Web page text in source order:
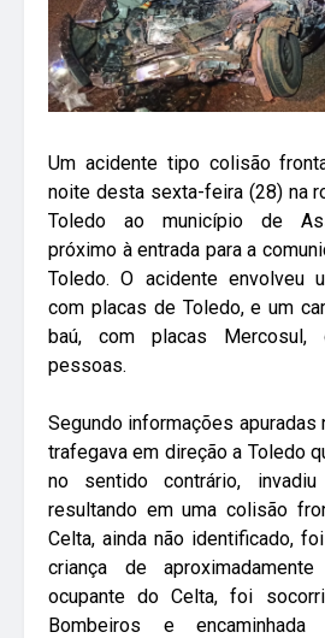
Um acidente tipo colisão
noite desta sexta-feira (28) na
Toledo ao município de
próximo à entrada para a
Toledo. O acidente envolveu
com placas de Toledo, e um
baú, com placas Mercosul,
pessoas.
Segundo informações apuradas
trafegava em direção a Toledo
no sentido contrário,
resultando em uma colisão
Celta, ainda não identificado,
criança de
ocupante do Celta, foi
Bombeiros e encaminhada